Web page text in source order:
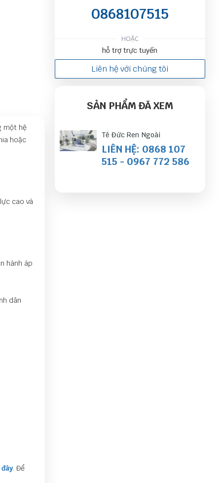
0868107515
HOẶC
hỗ trợ trực tuyến
Liên hệ với chúng tôi
một hệ
hoặc
cao và
hành áp
dân
. Để
SẢN PHẨM ĐÃ XEM
Tê Đức Ren Ngoài
LIÊN HỆ: 0868 107
515 - 0967 772 586